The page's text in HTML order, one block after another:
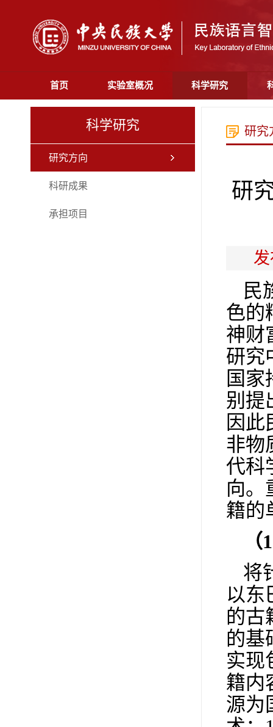
首页 实验室概况 科学研究
科学研究
研究方向
科研成果
承担项目
研究
研
民
色的
神财
研究
国家
别提
因此
非物
代科
向。
籍的
（1
将
以东
的古
的基
实现
籍内
源为